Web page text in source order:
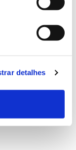
detalhes
das-espigas:
voluntários